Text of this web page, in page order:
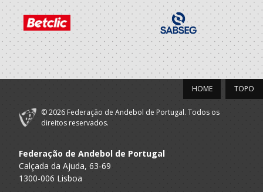
A.A. Porto
FUTEBOL CLUBE
INFESTA
SUB-19 M / Seniores M
Porto A
Praia
AC Lusitanos/Os
Repetidos-Alvo
Seguro
Seniores M - And. Praia
Porto A
Praia
GRD LEÇA - AP SUB 18 M - And Praia
INFESTA
2018/19
TOPO
HOME
© 2026 Federação de Andebol de Portugal. Todos os
direitos reservados.
Federação de Andebol de Portugal
Calçada da Ajuda, 63-69
1300-006 Lisboa